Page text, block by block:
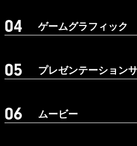
ゲームグラフィック
プレゼンテーション
ムービー